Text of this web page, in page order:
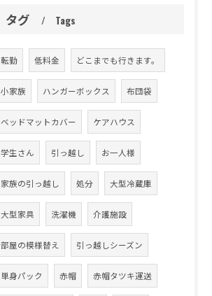
タグ Tags
転勤 低料金 どこまでも行きます。
小家族 ハンガーボックス 布団袋
ベッドマットカバー ケアハウス
学生さん 引っ越し お一人様
家族の引っ越し 処分 大型冷蔵庫
大型家具 洗濯機 介護施設
部屋の模様替え 引っ越しシーズン
単身パック 赤帽 赤帽タツキ運送